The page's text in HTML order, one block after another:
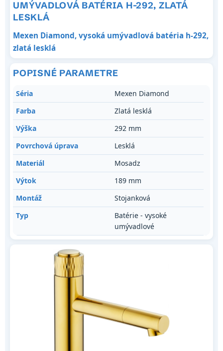
UMÝVADLOVÁ BATÉRIA H-292, ZLATÁ
LESKLÁ
Mexen Diamond, vysoká umývadlová batéria h-292,
zlatá lesklá
POPISNÉ PARAMETRE
Séria
Mexen Diamond
Farba
Zlatá lesklá
Výška
292 mm
Povrchová úprava
Lesklá
Materiál
Mosadz
Výtok
189 mm
Montáž
Stojanková
Typ
Batérie - vysoké
umývadlové